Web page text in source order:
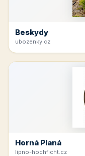
Beskydy
ubozenky.cz
Horná Planá
lipno-hochficht.cz